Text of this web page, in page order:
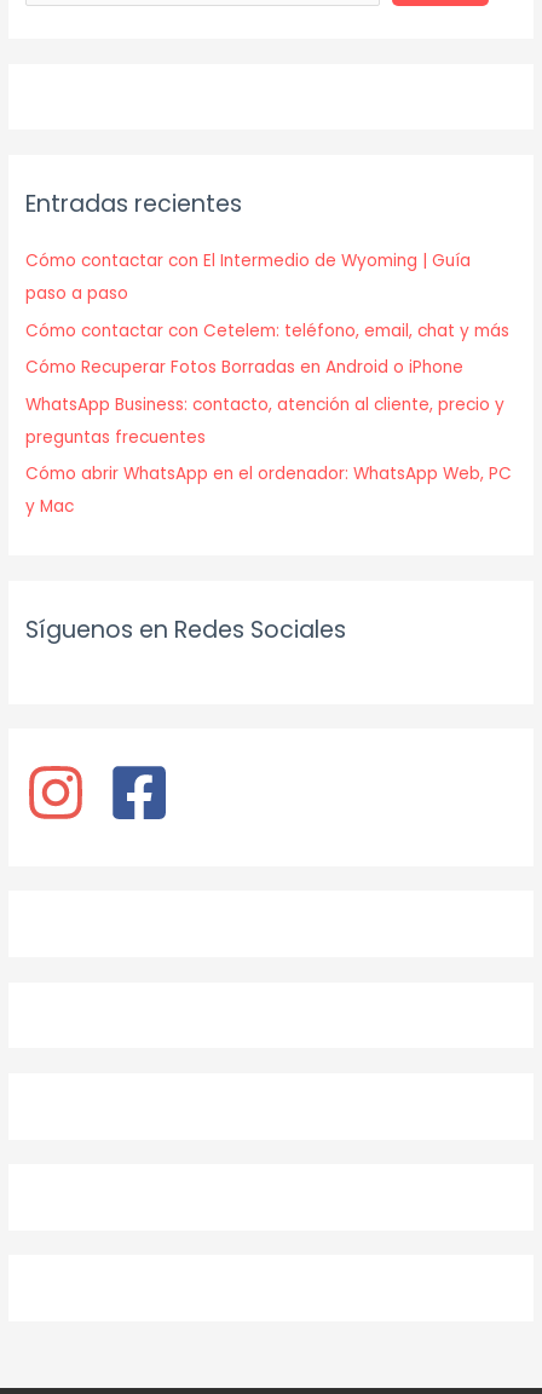
Entradas recientes
Cómo contactar con El Intermedio de Wyoming | Guía
paso a paso
Cómo contactar con Cetelem: teléfono, email, chat y más
Cómo Recuperar Fotos Borradas en Android o iPhone
WhatsApp Business: contacto, atención al cliente, precio y
preguntas frecuentes
Cómo abrir WhatsApp en el ordenador: WhatsApp Web, PC
y Mac
Síguenos en Redes Sociales